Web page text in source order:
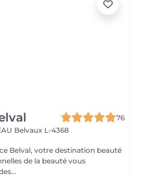
76
Belvaux L-4368
Belval, votre destination beauté
de la beauté vous